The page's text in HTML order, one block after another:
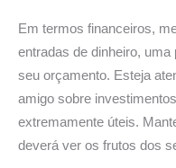
Em termos financeiros,
entradas de dinheiro, uma
seu orçamento. Esteja
amigo sobre
extremamente úteis.
deverá ver os frutos dos